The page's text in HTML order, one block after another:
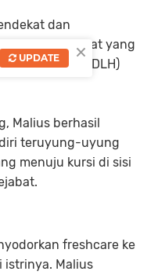
dan
pada pejabat yang
Hidup (DLH)
Malius berhasil
teruyung-uyung
menuju kursi di sisi
freshcare ke
istrinya. Malius
×
UPDATE